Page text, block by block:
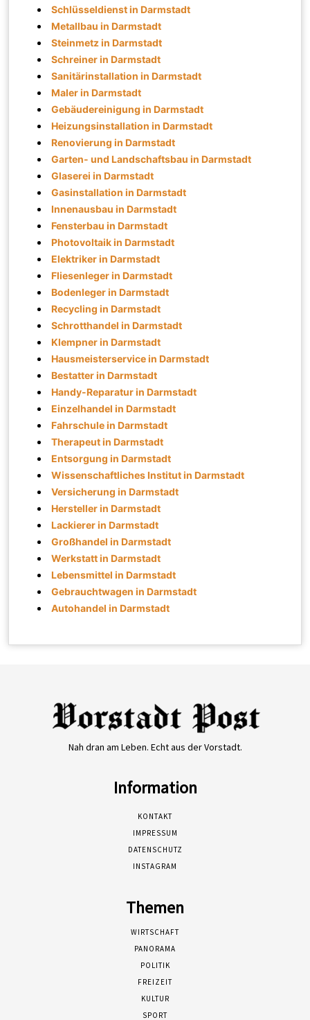
Schlüsseldienst in Darmstadt
Metallbau in Darmstadt
Steinmetz in Darmstadt
Schreiner in Darmstadt
Sanitärinstallation in Darmstadt
Maler in Darmstadt
Gebäudereinigung in Darmstadt
Heizungsinstallation in Darmstadt
Renovierung in Darmstadt
Garten- und Landschaftsbau in Darmstadt
Glaserei in Darmstadt
Gasinstallation in Darmstadt
Innenausbau in Darmstadt
Fensterbau in Darmstadt
Photovoltaik in Darmstadt
Elektriker in Darmstadt
Fliesenleger in Darmstadt
Bodenleger in Darmstadt
Recycling in Darmstadt
Schrotthandel in Darmstadt
Klempner in Darmstadt
Hausmeisterservice in Darmstadt
Bestatter in Darmstadt
Handy-Reparatur in Darmstadt
Einzelhandel in Darmstadt
Fahrschule in Darmstadt
Therapeut in Darmstadt
Entsorgung in Darmstadt
Wissenschaftliches Institut in Darmstadt
Versicherung in Darmstadt
Hersteller in Darmstadt
Lackierer in Darmstadt
Großhandel in Darmstadt
Werkstatt in Darmstadt
Lebensmittel in Darmstadt
Gebrauchtwagen in Darmstadt
Autohandel in Darmstadt
Nah dran am Leben. Echt aus der Vorstadt.
Information
KONTAKT
IMPRESSUM
DATENSCHUTZ
INSTAGRAM
Themen
WIRTSCHAFT
PANORAMA
POLITIK
FREIZEIT
KULTUR
SPORT